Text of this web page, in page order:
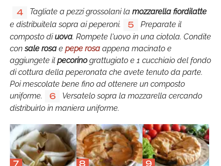
4 Tagliate a pezzi grossolani la mozzarella fiordilatte
e distribuitela sopra ai peperoni.
5
Preparate il
composto diuova. Rompete l'uovo in una ciotola. Condite
consale rosa e pepe rosa appena macinato e
aggiungete il pecorinograttugiato e 1 cucchiaio del fondo
di cottura della peperonata che avete tenuto da parte.
Poi mescolate bene fino ad ottenere un composto
uniforme.
6
Versatelo sopra la mozzarella cercando
distribuirlo in maniera uniforme.
7 8 9